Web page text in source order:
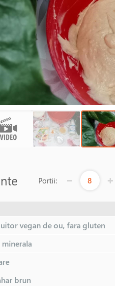
Portii: 8
vegan de ou, fara gluten
minerala
brun